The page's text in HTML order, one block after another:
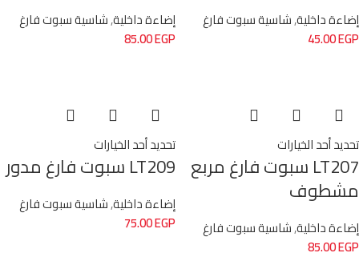
إضاءة داخلية,شاسية سبوت فارغ
45.00EGP
إضاءة داخلية,شاسية سبوت فارغ
85.00EGP
تحديد أحد الخيارات
LT207 سبوت فارغ مربع
مشطوف
إضاءة داخلية,شاسية سبوت فارغ
85.00EGP
تحديد أحد الخيارات
LT209 سبوت فارغ مدور
إضاءة داخلية,شاسية سبوت فارغ
75.00EGP